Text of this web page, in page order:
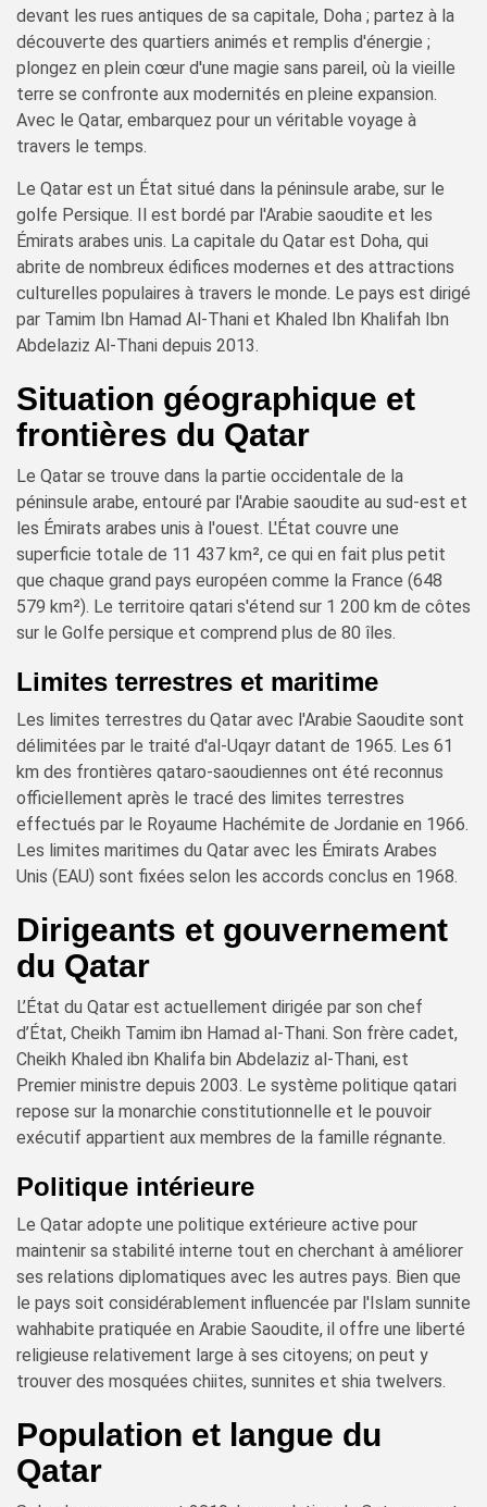
devant les rues antiques de sa capitale, Doha ; partez à la
découverte des quartiers animés et remplis d'énergie ;
plongez en plein cœur d'une magie sans pareil, où la vieille
terre se confronte aux modernités en pleine expansion.
Avec le Qatar, embarquez pour un véritable voyage à
travers le temps.
Le Qatar est un État situé dans la péninsule arabe, sur le
golfe Persique. Il est bordé par l'Arabie saoudite et les
Émirats arabes unis. La capitale du Qatar est Doha, qui
abrite de nombreux édifices modernes et des attractions
culturelles populaires à travers le monde. Le pays est dirigé
par Tamim Ibn Hamad Al-Thani et Khaled Ibn Khalifah Ibn
Abdelaziz Al-Thani depuis 2013.
Situation géographique et
frontières du Qatar
Le Qatar se trouve dans la partie occidentale de la
péninsule arabe, entouré par l'Arabie saoudite au sud-est et
les Émirats arabes unis à l'ouest. L'État couvre une
superficie totale de 11 437 km², ce qui en fait plus petit
que chaque grand pays européen comme la France (648
579 km²). Le territoire qatari s'étend sur 1 200 km de côtes
sur le Golfe persique et comprend plus de 80 îles.
Limites terrestres et maritime
Les limites terrestres du Qatar avec l'Arabie Saoudite sont
délimitées par le traité d'al-Uqayr datant de 1965. Les 61
km des frontières qataro-saoudiennes ont été reconnus
officiellement après le tracé des limites terrestres
effectués par le Royaume Hachémite de Jordanie en 1966.
Les limites maritimes du Qatar avec les Émirats Arabes
Unis (EAU) sont fixées selon les accords conclus en 1968.
Dirigeants et gouvernement
du Qatar
L’État du Qatar est actuellement dirigée par son chef
d’État, Cheikh Tamim ibn Hamad al-Thani. Son frère cadet,
Cheikh Khaled ibn Khalifa bin Abdelaziz al-Thani, est
Premier ministre depuis 2003. Le système politique qatari
repose sur la monarchie constitutionnelle et le pouvoir
exécutif appartient aux membres de la famille régnante.
Politique intérieure
Le Qatar adopte une politique extérieure active pour
maintenir sa stabilité interne tout en cherchant à améliorer
ses relations diplomatiques avec les autres pays. Bien que
le pays soit considérablement influencée par l'Islam sunnite
wahhabite pratiquée en Arabie Saoudite, il offre une liberté
religieuse relativement large à ses citoyens; on peut y
trouver des mosquées chiites, sunnites et shia twelvers.
Population et langue du
Qatar